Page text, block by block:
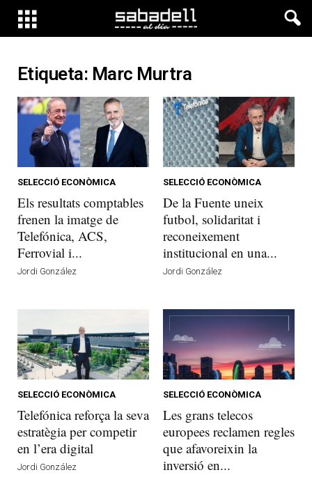
Etiqueta: Marc Murtra
SELECCIÓ ECONÒMICA
Els resultats comptables
frenen la imatge de
Telefónica, ACS,
Ferrovial i...
Jordi González
SELECCIÓ ECONÒMICA
De la Fuente uneix
futbol, solidaritat i
reconeixement
institucional en una...
Jordi González
SELECCIÓ ECONÒMICA
Telefónica reforça la seva
estratègia per competir
en l’era digital
Jordi González
SELECCIÓ ECONÒMICA
Les grans telecos
europees reclamen regles
que afavoreixin la
inversió en...